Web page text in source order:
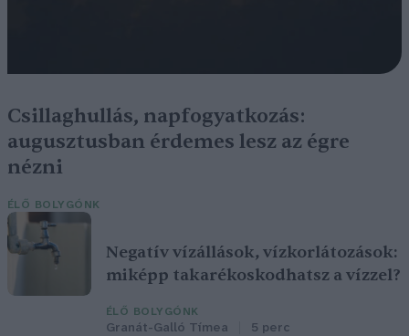
Csillaghullás, napfogyatkozás:
augusztusban érdemes lesz az égre
nézni
ÉLŐ BOLYGÓNK
Negatív vízállások, vízkorlátozások:
miképp takarékoskodhatsz a vízzel?
ÉLŐ BOLYGÓNK
Granát-Galló Tímea 5 perc